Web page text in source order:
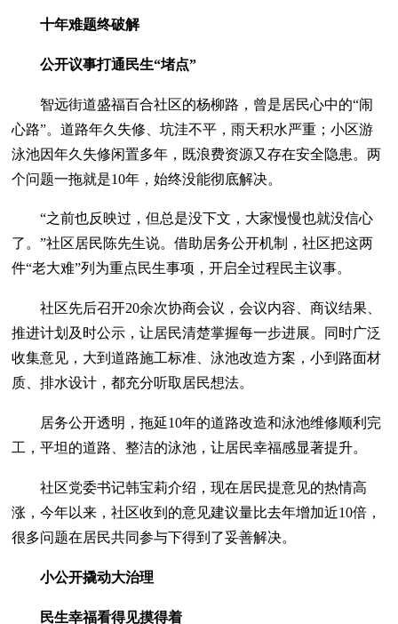
十年难题终破解
公开议事打通民生“堵点”
智远街道盛福百合社区的杨柳路，曾是居民心中的“闹
心路”。道路年久失修、坑洼不平，雨天积水严重；小区游
泳池因年久失修闲置多年，既浪费资源又存在安全隐患。两
个问题一拖就是10年，始终没能彻底解决。
“之前也反映过，但总是没下文，大家慢慢也就没信心
了。”社区居民陈先生说。借助居务公开机制，社区把这两
件“老大难”列为重点民生事项，开启全过程民主议事。
社区先后召开20余次协商会议，会议内容、商议结果、
推进计划及时公示，让居民清楚掌握每一步进展。同时广泛
收集意见，大到道路施工标准、泳池改造方案，小到路面材
质、排水设计，都充分听取居民想法。
居务公开透明，拖延10年的道路改造和泳池维修顺利完
工，平坦的道路、整洁的泳池，让居民幸福感显著提升。
社区党委书记韩宝莉介绍，现在居民提意见的热情高
涨，今年以来，社区收到的意见建议量比去年增加近10倍，
很多问题在居民共同参与下得到了妥善解决。
小公开撬动大治理
民生幸福看得见摸得着